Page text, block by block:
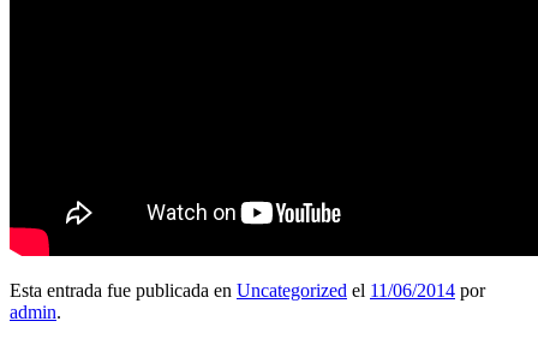
Esta entrada fue publicada en Uncategorized el 11/06/2014 por
admin.